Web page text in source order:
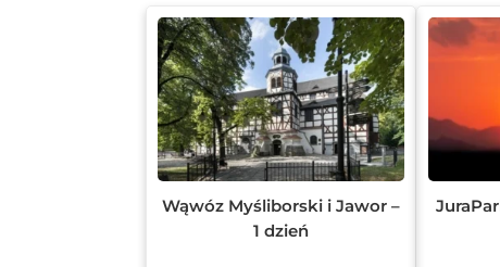
Wąwóz Myśliborski i Jawor –
1 dzień